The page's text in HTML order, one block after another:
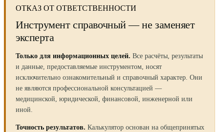
ОТКАЗ ОТ ОТВЕТСТВЕННОСТИ
Инструмент справочный — не заменяет
эксперта
Только для информационных целей. Все расчёты, результаты
и данные, предоставляемые инструментом, носят
исключительно ознакомительный и справочный характер. Они
не являются профессиональной консультацией —
медицинской, юридической, финансовой, инженерной или
иной.
Точность результатов. Калькулятор основан на общепринятых